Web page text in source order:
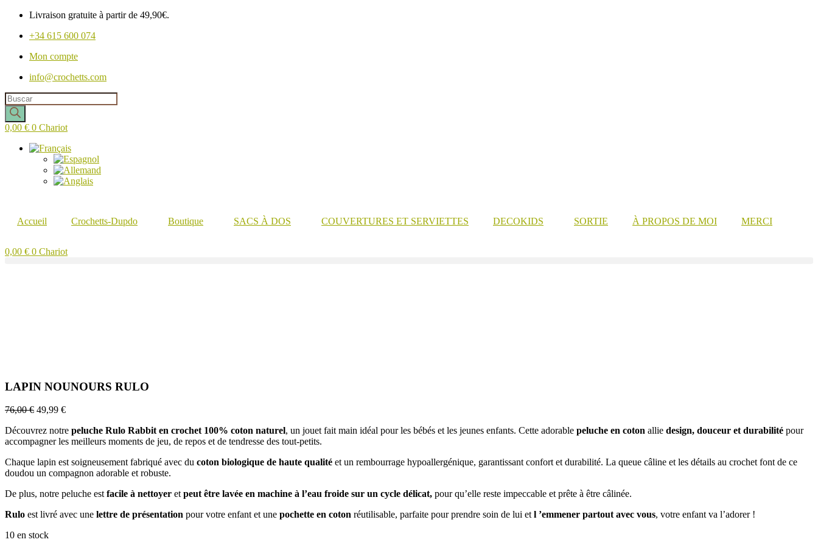
Livraison gratuite à partir de 49,90€.
+34 615 600 074
Mon compte
info@crochetts.com
Recherche
de
produits
0,00 € 0 Chariot
Accueil Crochetts-Dupdo Boutique SACS À DOS COUVERTURES ET SERVIETTES DECOKIDS SORTIE À PROPOS DE MOI MERCI
0,00 € 0 Chariot
LAPIN NOUNOURS RULO
76,00€ 49,99 €
Découvrez notre peluche Rulo Rabbit en crochet 100% coton naturel, un jouet fait main idéal pour les bébés et les jeunes enfants. Cette adorable peluche en coton allie design, douceur et durabilité pour
accompagner les meilleurs moments de jeu, de repos et de tendresse des tout-petits.
Chaque lapin est soigneusement fabriqué avec du coton biologique de haute qualité et un rembourrage hypoallergénique, garantissant confort et durabilité. La queue câline et les détails au crochet font de ce
doudou un compagnon adorable et robuste.
De plus, notre peluche estfacile à nettoyer etpeut être lavée en machine à l’eau froide sur un cycle délicat, pour qu’elle reste impeccable et prête à être câlinée.
Rulo est livré avec une lettre de présentation pour votre enfant et une pochette en coton réutilisable, parfaite pour prendre soin de lui etl ’emmener partout avec vous, votre enfant va l’adorer !
10 en stock